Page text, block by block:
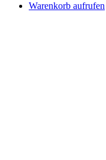
Warenkorb aufrufen